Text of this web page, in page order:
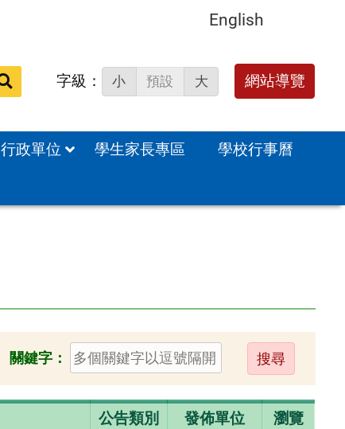
English
搜
字級： 小 預設 大 網站導覽
行政單位 學生家長專區
學校行事曆
關鍵字：
送
出
公告類別 發佈單位
瀏覽